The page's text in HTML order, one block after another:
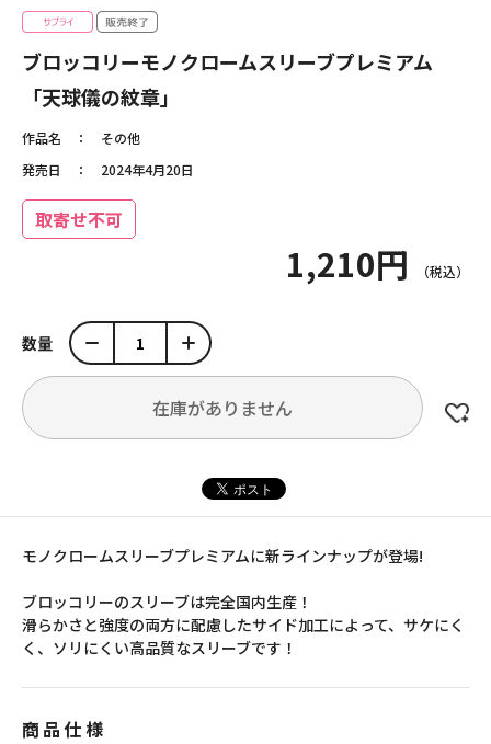
ブロッコリーモノクロームスリーブプレミアム
「天球儀の紋章」
作品名
その他
発売日
2024年4月20日
取寄せ不可
1,210円
数量
在庫がありません
モノクロームスリーブプレミアムに新ラインナップが登場!
ブロッコリーのスリーブは完全国内生産！
滑らかさと強度の両方に配慮したサイド加工によって、サケにく
く、ソリにくい高品質なスリーブです！
商品仕様